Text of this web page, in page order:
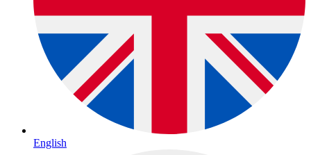
English